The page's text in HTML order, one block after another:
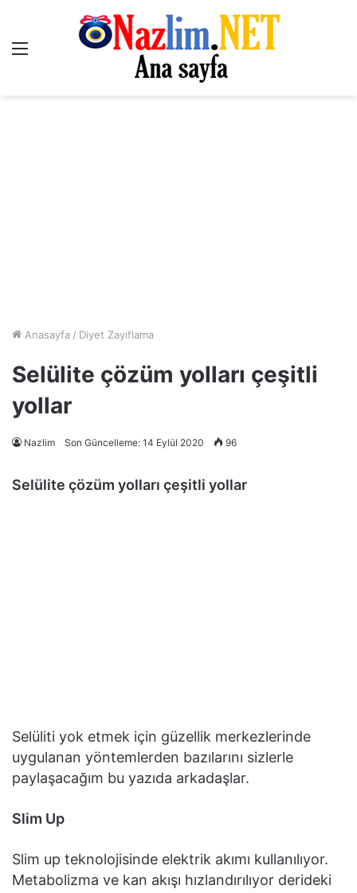
Menü
Anasayfa / Diyet Zayıflama
Selülite çözüm yolları çeşitli
yollar
Nazlim Son Güncelleme: 14 Eylül 2020 96
Selülite çözüm yolları çeşitli yollar
Selüliti yok etmek için güzellik merkezlerinde
uygulanan yöntemlerden bazılarını sizlerle
paylaşacağım bu yazıda arkadaşlar.
Slim Up
Slim up teknolojisinde elektrik akımı kullanılıyor.
Metabolizma ve kan akışı hızlandırılıyor derideki